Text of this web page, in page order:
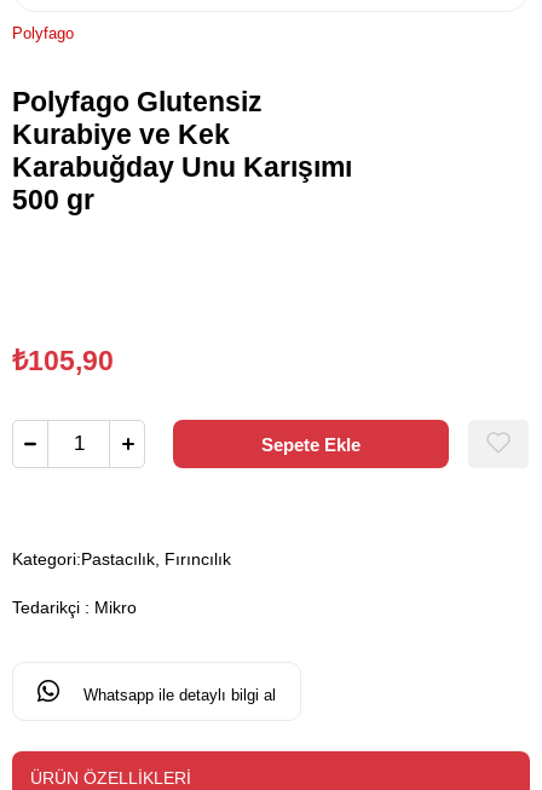
Polyfago
Polyfago Glutensiz
Kurabiye ve Kek
Karabuğday Unu Karışımı
500 gr
₺105,90
Kategori:Pastacılık, Fırıncılık
Tedarikçi : Mikro
Whatsapp ile detaylı bilgi al
ÜRÜN ÖZELLIKLERI